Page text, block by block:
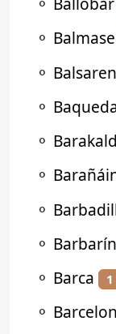
⚬
⚬
⚬
⚬
⚬
⚬
⚬ Barbarín
⚬ Barca 1
⚬